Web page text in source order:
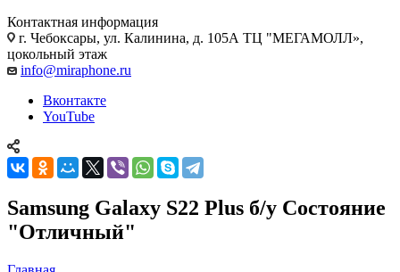
Контактная информация
г. Чебоксары, ул. Калинина, д. 105А ТЦ "МЕГАМОЛЛ»,
цокольный этаж
info@miraphone.ru
Вконтакте
YouTube
Samsung Galaxy S22 Plus б/у Состояние
"Отличный"